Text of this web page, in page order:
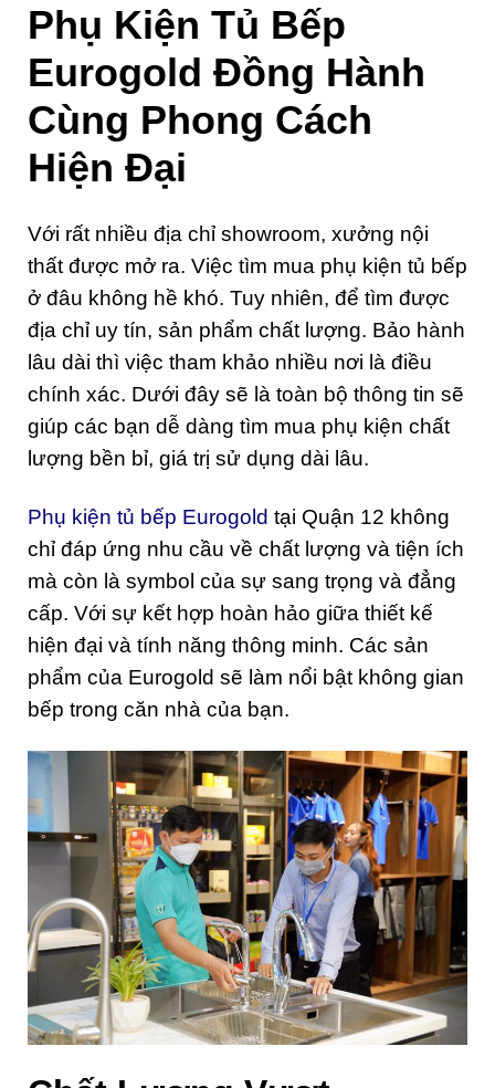
Phụ Kiện Tủ Bếp
Eurogold Đồng Hành
Cùng Phong Cách
Hiện Đại
Với rất nhiều địa chỉ showroom, xưởng nội
thất được mở ra. Việc tìm mua phụ kiện tủ bếp
ở đâu không hề khó. Tuy nhiên, để tìm được
địa chỉ uy tín, sản phẩm chất lượng. Bảo hành
lâu dài thì việc tham khảo nhiều nơi là điều
chính xác. Dưới đây sẽ là toàn bộ thông tin sẽ
giúp các bạn dễ dàng tìm mua phụ kiện chất
lượng bền bỉ, giá trị sử dụng dài lâu.
Phụ kiện tủ bếp Eurogold tại Quận 12 không
chỉ đáp ứng nhu cầu về chất lượng và tiện ích
mà còn là symbol của sự sang trọng và đẳng
cấp. Với sự kết hợp hoàn hảo giữa thiết kế
hiện đại và tính năng thông minh. Các sản
phẩm của Eurogold sẽ làm nổi bật không gian
bếp trong căn nhà của bạn.